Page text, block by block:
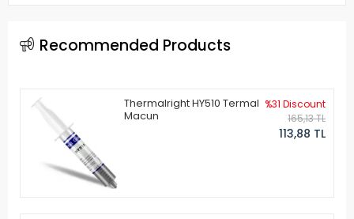
Recommended Products
Thermalright HY510 Termal
Macun
%31 Discount
165,13 TL
113,88 TL